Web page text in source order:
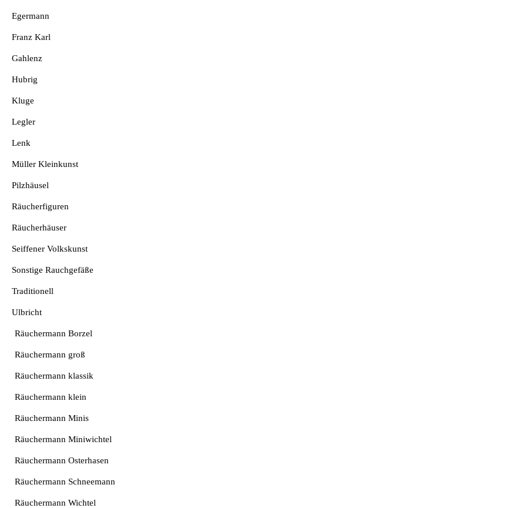
Egermann
Franz Karl
Gahlenz
Hubrig
Kluge
Legler
Lenk
Müller Kleinkunst
Pilzhäusel
Räucherfiguren
Räucherhäuser
Seiffener Volkskunst
Sonstige Rauchgefäße
Traditionell
Ulbricht
Räuchermann Borzel
Räuchermann groß
Räuchermann klassik
Räuchermann klein
Räuchermann Minis
Räuchermann Miniwichtel
Räuchermann Osterhasen
Räuchermann Schneemann
Räuchermann Wichtel